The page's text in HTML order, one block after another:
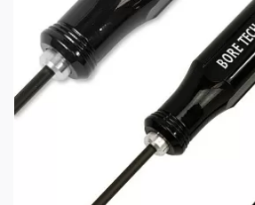
Средства для ухода за
Тюнинг оружия и ЗИП
Обувь
Тактическое снаряжение
Высокоточная стрельба